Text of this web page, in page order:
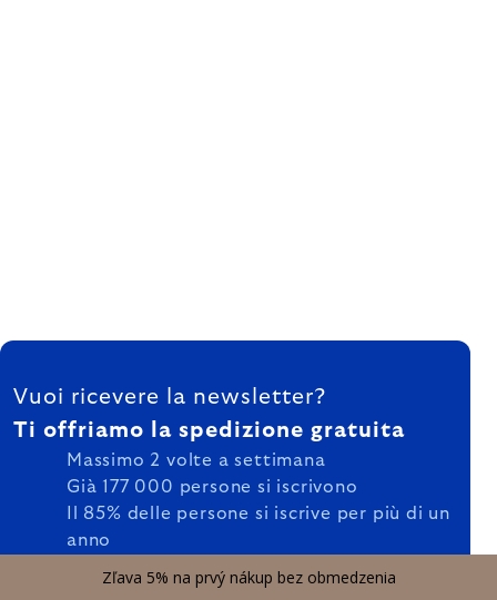
FOOTER
Vuoi ricevere la newsletter?
Ti offriamo la spedizione gratuita
Massimo 2 volte a settimana
Già 177 000 persone si iscrivono
Il 85% delle persone si iscrive per più di un
anno
Zľava 5% na prvý nákup bez obmedzenia